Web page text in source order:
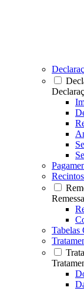
Tabelas